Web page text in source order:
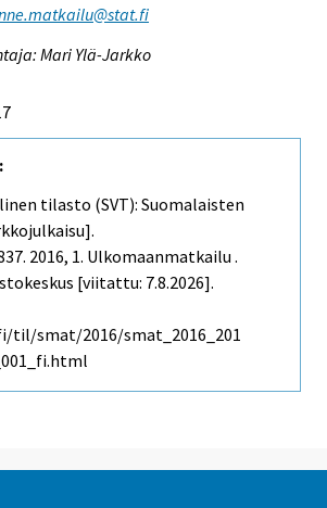
Mari Ylä-Jarkko
:
tilasto (SVT): Suomalaisten
2016, 1. Ulkomaanmatkailu .
[viitattu: 7.8.2026].
smat/2016/smat_2016_201